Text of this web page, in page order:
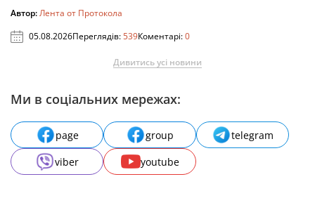
Автор:Лента от Протокола
05.08.2026Переглядів:539Коментарі:0
Дивитись усі новини
Ми в соціальних мережах:
page group
telegram
viber
youtube